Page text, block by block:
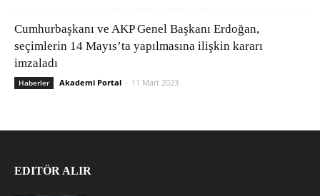
Cumhurbaşkanı ve AKP Genel Başkanı Erdoğan,
seçimlerin 14 Mayıs’ta yapılmasına ilişkin kararı
imzaladı
Haberler Akademi Portal - 11 Mart 2023
EDITÖR ALIR